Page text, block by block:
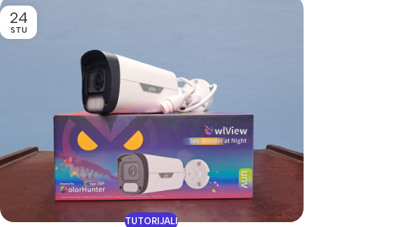
24
STU
TUTORIJALI